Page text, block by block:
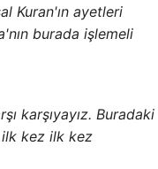
Kuran'ın ayetleri
burada işlemeli
karşıyayız. Buradaki
ilk kez ilk kez